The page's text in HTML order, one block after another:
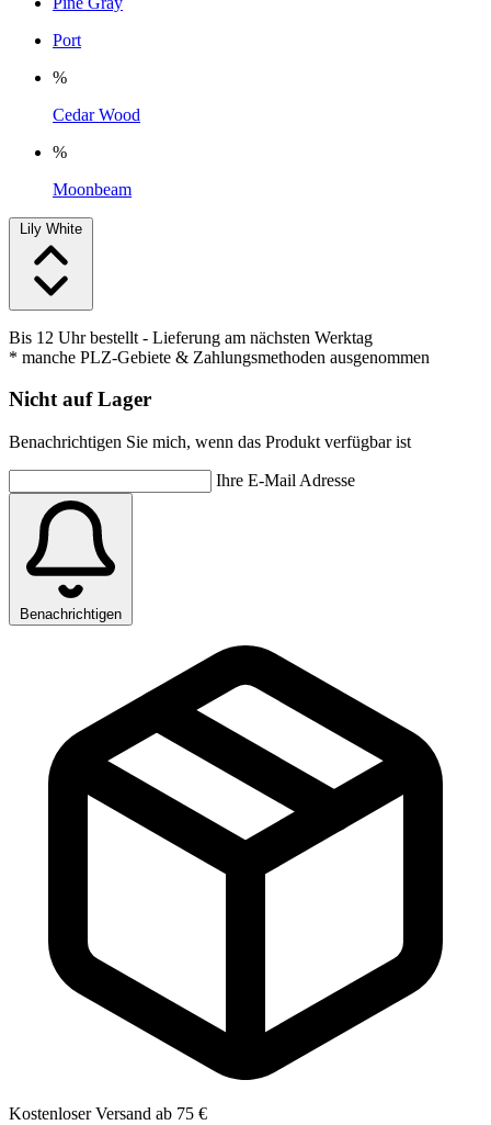
Port
%
Cedar Wood
%
Moonbeam
Lily White
Bis 12 Uhr bestellt - Lieferung am nächsten Werktag
* manche PLZ-Gebiete & Zahlungsmethoden ausgenommen
Nicht auf Lager
Benachrichtigen Sie mich, wenn das Produkt verfügbar ist
Ihre E-Mail Adresse
Benachrichtigen
Kostenloser Versand ab 75 €